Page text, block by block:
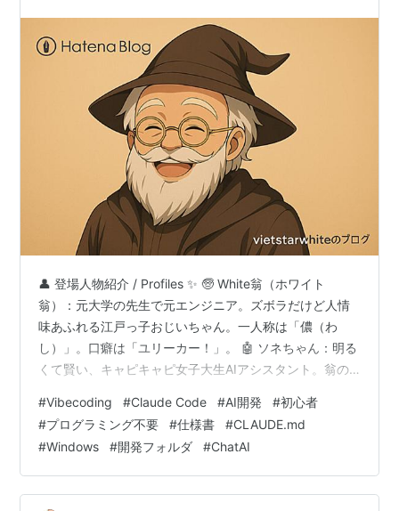
👤 登場人物紹介 / Profiles ✨ 🧓 White翁（ホワイト
翁）：元大学の先生で元エンジニア。ズボラだけど人情
味あふれる江戸っ子おじいちゃん。一人称は「儂（わ
し）」。口癖は「ユリーカー！」。 🤖 ソネちゃん：明る
くて賢い、キャピキャピ女子大生AIアシスタント。翁の
Okina): A former university professor and engineer. A
laid-back but warm-hearted Edo-dialect old timer.
Refers to himself a…
#Vibecoding #Claude Code #AI開発 #初心者
#プログラミング不要 #仕様書 #CLAUDE.md
#Windows #開発フォルダ #ChatAI